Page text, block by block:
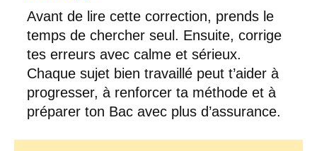
Avant de lire cette correction, prends le
temps de chercher seul. Ensuite, corrige
tes erreurs avec calme et sérieux.
Chaque sujet bien travaillé peut t’aider à
progresser, à renforcer ta méthode et à
préparer ton Bac avec plus d’assurance.